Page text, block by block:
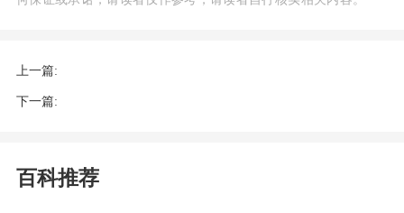
素裹。在这个私家庭院中，您可以与亲朋
上一篇:
下一篇:
百科推荐